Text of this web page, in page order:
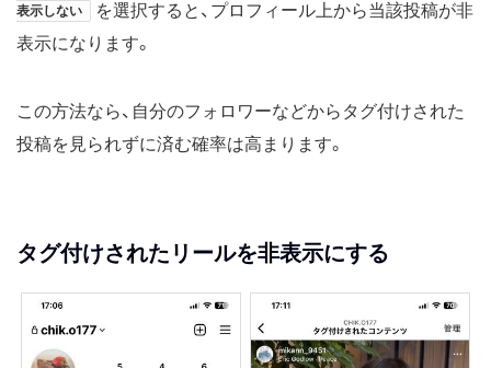
表示しない
を選択すると、プロフィール上から当該投稿が非
表示になります。
この方法なら、自分のフォロワーなどからタグ付けされた
投稿を見られずに済む確率は高まります。
タグ付けされたリールを非表示にする